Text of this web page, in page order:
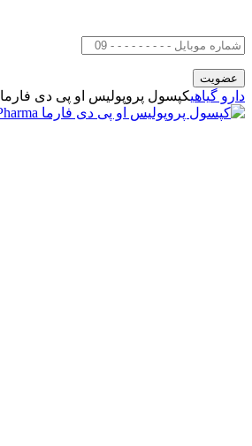
دارو گیاهیکپسول پروپولیس او پی دی فارما Propolis OPD Pharma